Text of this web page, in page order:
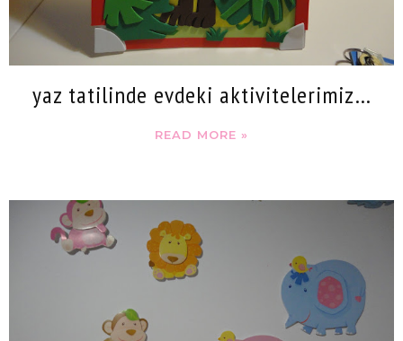
yaz tatilinde evdeki aktivitelerimiz…
READ MORE »